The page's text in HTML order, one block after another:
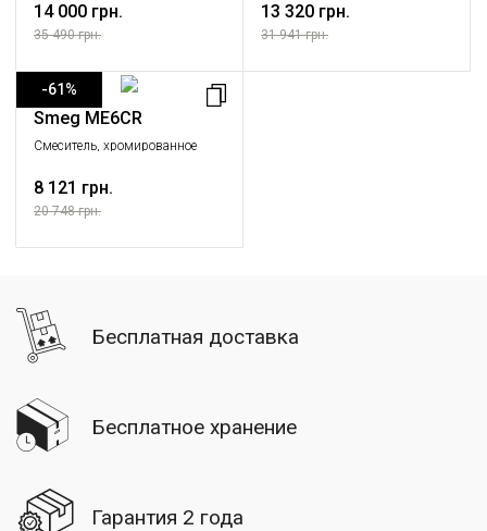
14 000 грн.
35 490 грн.
13 320 грн.
31 941 грн.
-61%
Smeg ME6CR
Смеситель, хромированное
8 121 грн.
20 748 грн.
Бесплатная доставка
Бесплатное хранение
Гарантия 2 года